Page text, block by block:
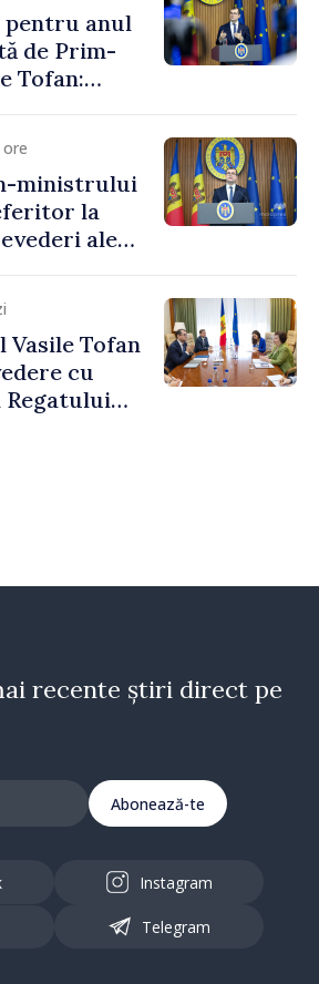
pentru anul
de Prim-
Tofan:
și o
ministrului
la
ale
Tofan
cu
Regatului
recente știri direct pe
Abonează-te
Instagram
Telegram